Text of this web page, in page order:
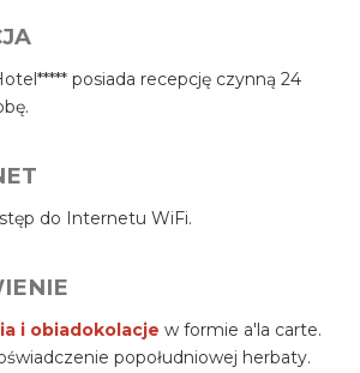
posiada recepcję czynną 24
do Internetu WiFi.
i obiadokolacjew formie a'la carte.
popołudniowej herbaty.